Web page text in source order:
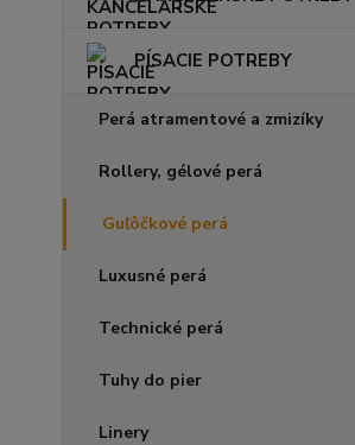
PÍSACIE POTREBY
Perá atramentové a zmizíky
Rollery, gélové perá
Guľôčkové perá
Luxusné perá
Technické perá
Tuhy do pier
Linery